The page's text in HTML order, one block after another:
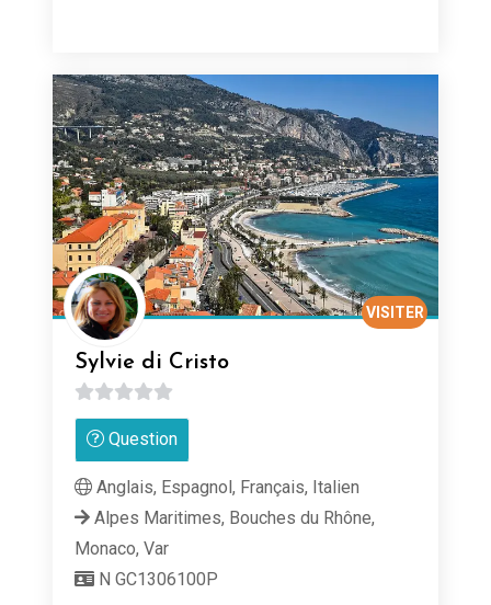
Sylvie di Cristo
0
sur Question
VISITER
Anglais, Espagnol, Français, Italien
Alpes Maritimes, Bouches du Rhône,
Monaco, Var
N GC1306100P